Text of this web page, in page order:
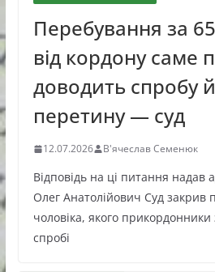
Перебування за
від кордону саме
доводить спробу
перетину — суд
12.07.2026 В'ячеслав Семенюк
Відповідь на ці питання надав
Олег Анатолійович Суд
чоловіка, якого
спробі